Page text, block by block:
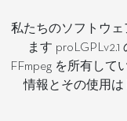
私たちのソフトウェ
ます
FFmpeg を所有して
情報とその使用は